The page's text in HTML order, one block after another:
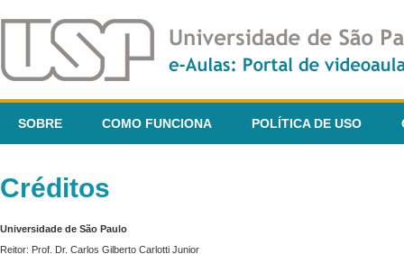
SOBRE COMO FUNCIONA POLÍTICA DE USO
Créditos
Universidade de São Paulo
Reitor: Prof. Dr. Carlos Gilberto Carlotti Junior